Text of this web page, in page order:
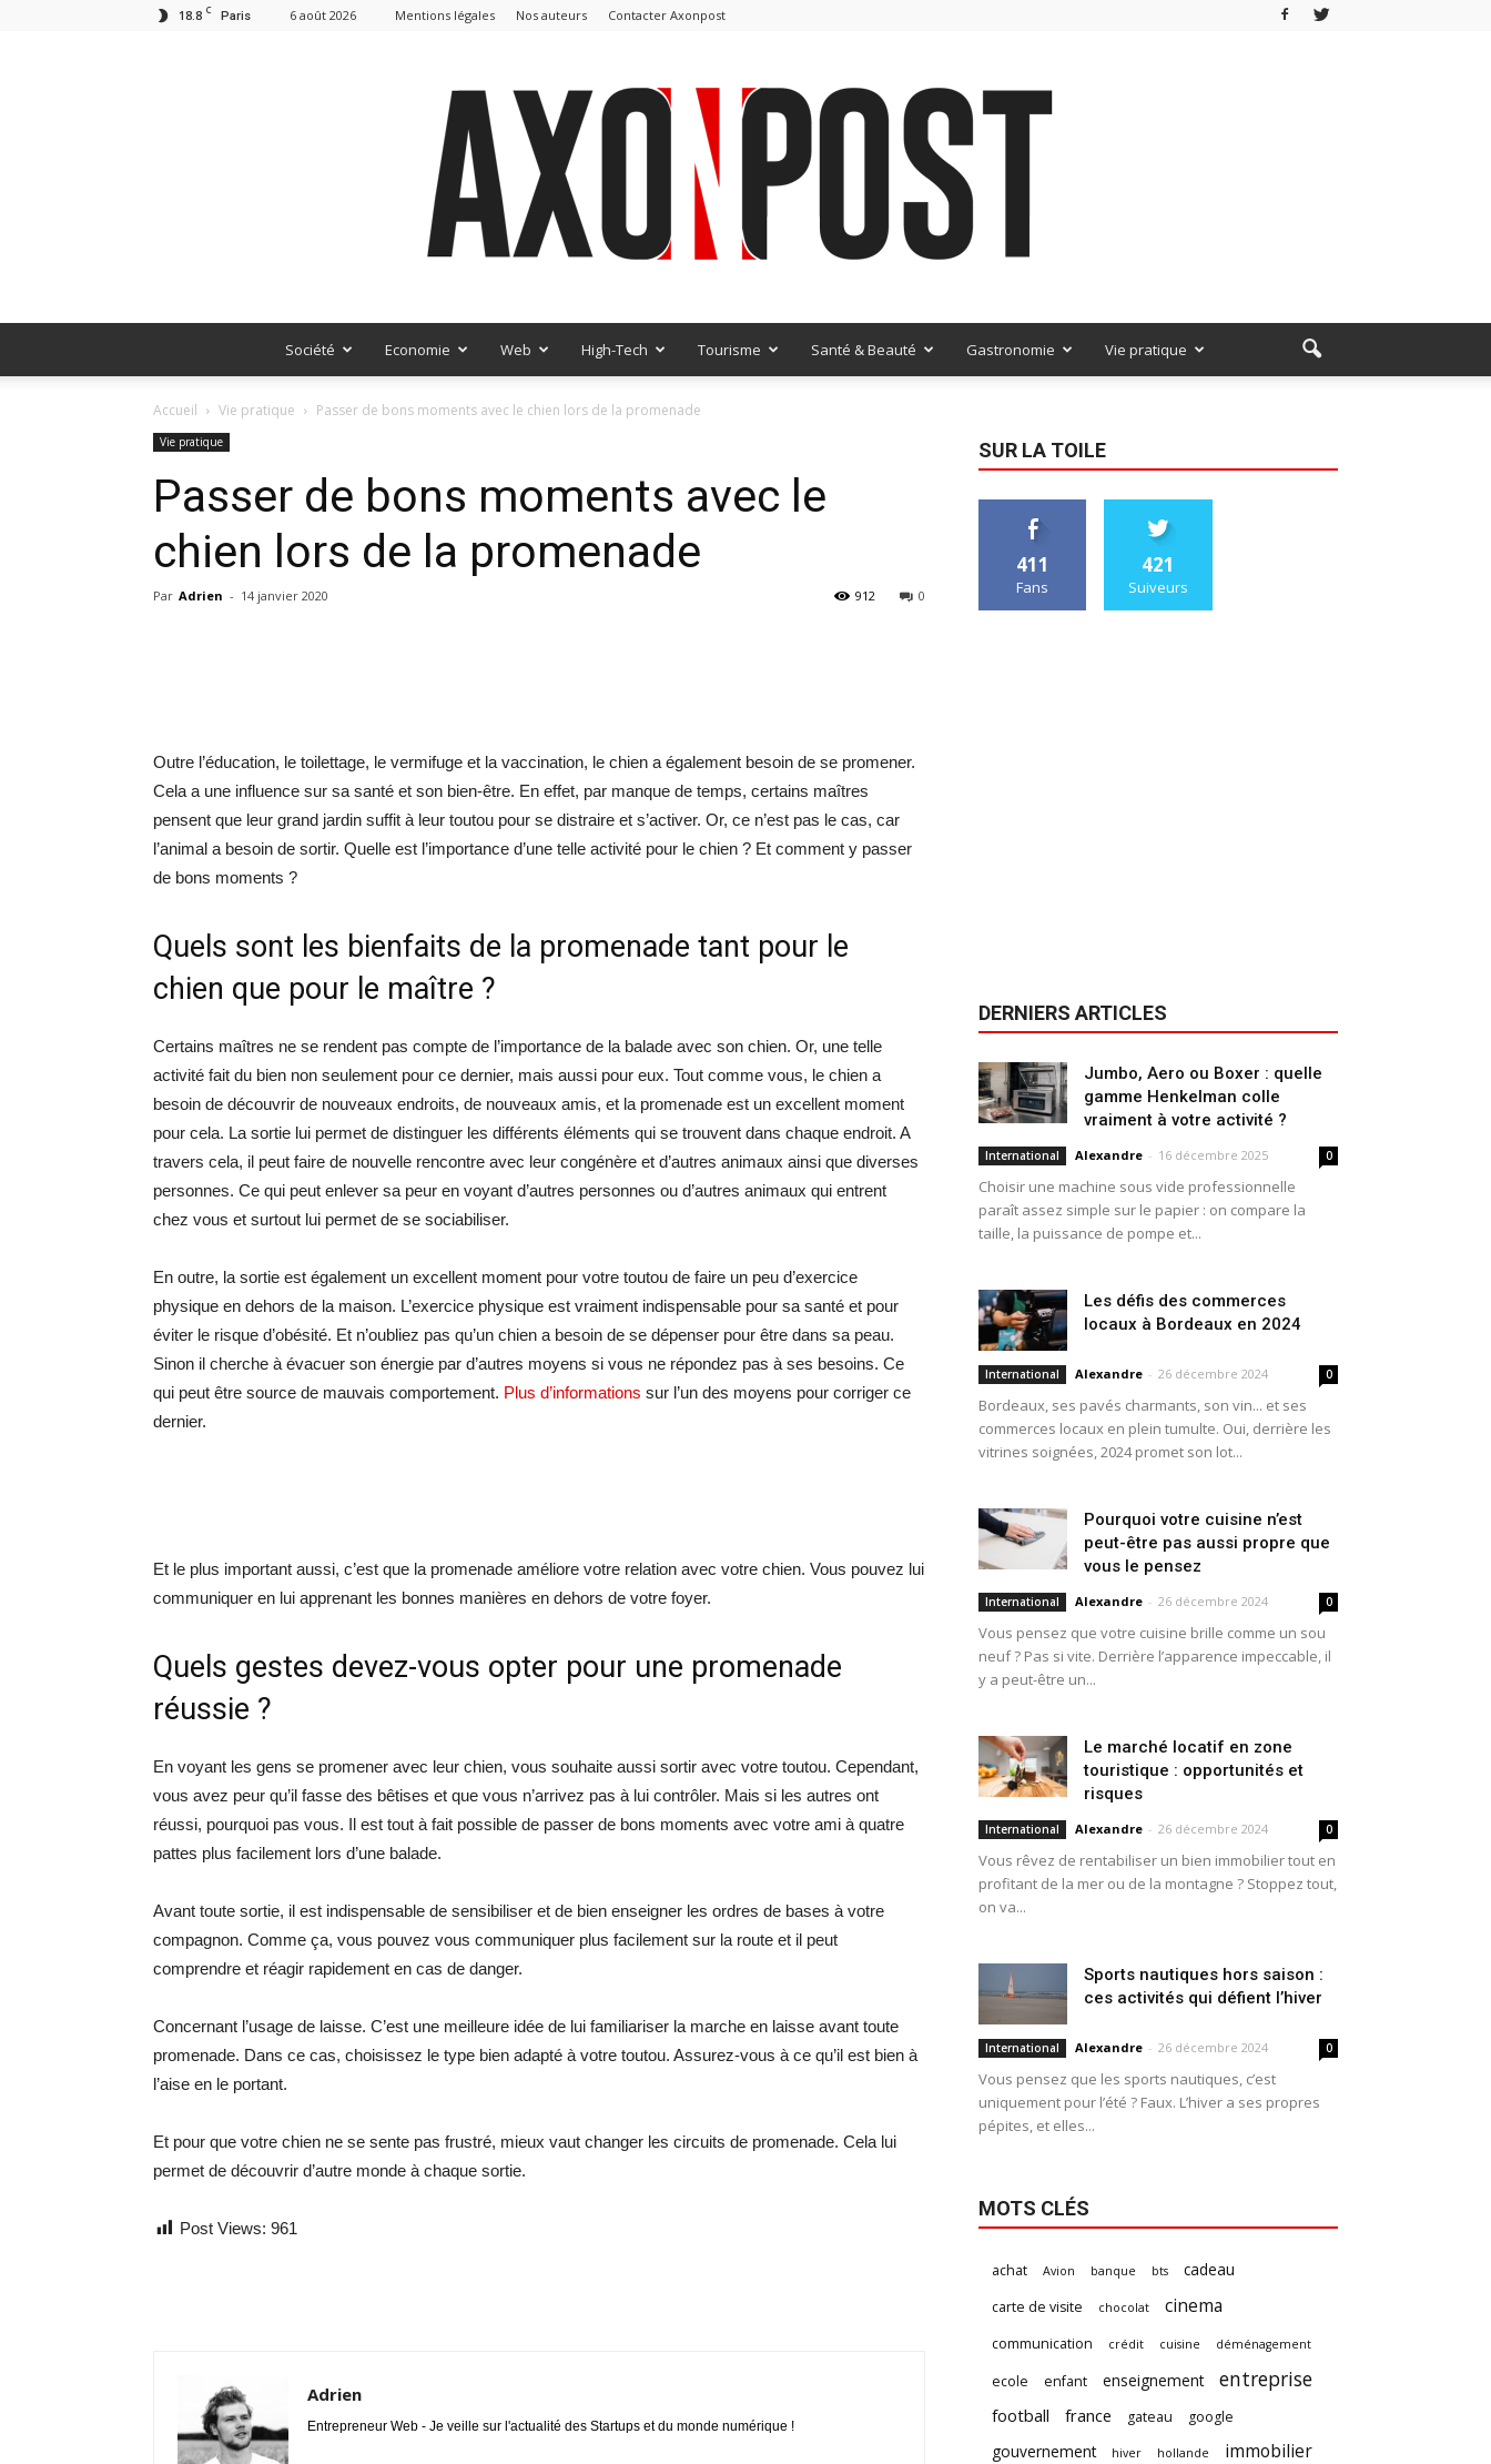
18.8 C Paris 6 août 2026 Mentions légales Nos auteurs Contacter Axonpost
Société Economie Web High-Tech Tourisme Santé & Beauté Gastronomie Vie pratique
Accueil Vie pratique Passer de bons moments avec le chien lors de la promenade
Vie pratique
Passer de bons moments avec le
chien lors de la promenade
Par Adrien - 14 janvier 2020 0
912
Outre l’éducation, le toilettage, le vermifuge et la vaccination, le chien a également besoin de se promener.
Cela a une influence sur sa santé et son bien-être. En effet, par manque de temps, certains maîtres
pensent que leur grand jardin suffit à leur toutou pour se distraire et s’activer. Or, ce n’est pas le cas, car
l’animal a besoin de sortir. Quelle est l’importance d’une telle activité pour le chien ? Et comment y passer
de bons moments ?
Quels sont les bienfaits de la promenade tant pour le
chien que pour le maître ?
Certains maîtres ne se rendent pas compte de l’importance de la balade avec son chien. Or, une telle
activité fait du bien non seulement pour ce dernier, mais aussi pour eux. Tout comme vous, le chien a
besoin de découvrir de nouveaux endroits, de nouveaux amis, et la promenade est un excellent moment
pour cela. La sortie lui permet de distinguer les différents éléments qui se trouvent dans chaque endroit. A
travers cela, il peut faire de nouvelle rencontre avec leur congénère et d’autres animaux ainsi que diverses
personnes. Ce qui peut enlever sa peur en voyant d’autres personnes ou d’autres animaux qui entrent
chez vous et surtout lui permet de se sociabiliser.
En outre, la sortie est également un excellent moment pour votre toutou de faire un peu d’exercice
physique en dehors de la maison. L’exercice physique est vraiment indispensable pour sa santé et pour
éviter le risque d’obésité. Et n’oubliez pas qu’un chien a besoin de se dépenser pour être dans sa peau.
Sinon il cherche à évacuer son énergie par d’autres moyens si vous ne répondez pas à ses besoins. Ce
qui peut être source de mauvais comportement. Plus d’informations sur l’un des moyens pour corriger ce
dernier.
Et le plus important aussi, c’est que la promenade améliore votre relation avec votre chien. Vous pouvez lui
communiquer en lui apprenant les bonnes manières en dehors de votre foyer.
Quels gestes devez-vous opter pour une promenade
réussie ?
En voyant les gens se promener avec leur chien, vous souhaite aussi sortir avec votre toutou. Cependant,
vous avez peur qu’il fasse des bêtises et que vous n’arrivez pas à lui contrôler. Mais si les autres ont
réussi, pourquoi pas vous. Il est tout à fait possible de passer de bons moments avec votre ami à quatre
pattes plus facilement lors d’une balade.
Avant toute sortie, il est indispensable de sensibiliser et de bien enseigner les ordres de bases à votre
compagnon. Comme ça, vous pouvez vous communiquer plus facilement sur la route et il peut
comprendre et réagir rapidement en cas de danger.
Concernant l’usage de laisse. C’est une meilleure idée de lui familiariser la marche en laisse avant toute
promenade. Dans ce cas, choisissez le type bien adapté à votre toutou. Assurez-vous à ce qu’il est bien à
l’aise en le portant.
Et pour que votre chien ne se sente pas frustré, mieux vaut changer les circuits de promenade. Cela lui
permet de découvrir d’autre monde à chaque sortie.
Post Views: 961
Adrien
Entrepreneur Web - Je veille sur l'actualité des Startups et du monde numérique !
SUR LA TOILE
411
Fans
421
Suiveurs
DERNIERS ARTICLES
Jumbo, Aero ou Boxer : quelle
gamme Henkelman colle
vraiment à votre activité ?
International Alexandre - 16 décembre 2025 0
Choisir une machine sous vide professionnelle
paraît assez simple sur le papier : on compare la
taille, la puissance de pompe et...
Les défis des commerces
locaux à Bordeaux en 2024
International Alexandre - 26 décembre 2024 0
Bordeaux, ses pavés charmants, son vin... et ses
commerces locaux en plein tumulte. Oui, derrière les
vitrines soignées, 2024 promet son lot...
Pourquoi votre cuisine n’est
peut-être pas aussi propre que
vous le pensez
International Alexandre - 26 décembre 2024 0
Vous pensez que votre cuisine brille comme un sou
neuf ? Pas si vite. Derrière l’apparence impeccable, il
y a peut-être un...
Le marché locatif en zone
touristique : opportunités et
risques
International Alexandre - 26 décembre 2024 0
Vous rêvez de rentabiliser un bien immobilier tout en
profitant de la mer ou de la montagne ? Stoppez tout,
on va...
Sports nautiques hors saison :
ces activités qui défient l’hiver
International Alexandre - 26 décembre 2024 0
Vous pensez que les sports nautiques, c’est
uniquement pour l’été ? Faux. L’hiver a ses propres
pépites, et elles...
MOTS CLÉS
achat Avion banque bts cadeau
carte de visite chocolat cinema
communication crédit cuisine déménagement
ecole enfant enseignement entreprise
football france gateau google
gouvernement hiver hollande immobilier